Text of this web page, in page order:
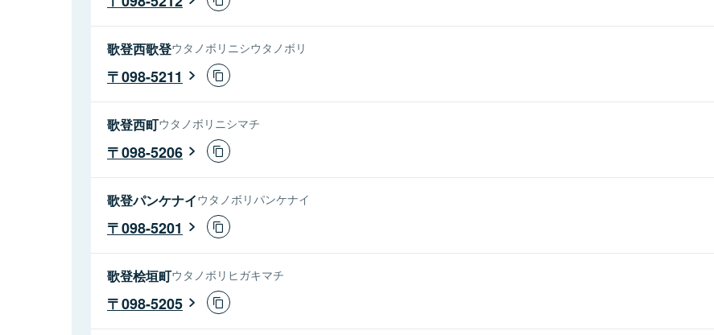
歌登西歌登ウタノボリニシウタノボリ
098-5211
歌登西町ウタノボリニシマチ
098-5206
歌登パンケナイウタノボリパンケナイ
098-5201
歌登桧垣町ウタノボリヒガキマチ
098-5205